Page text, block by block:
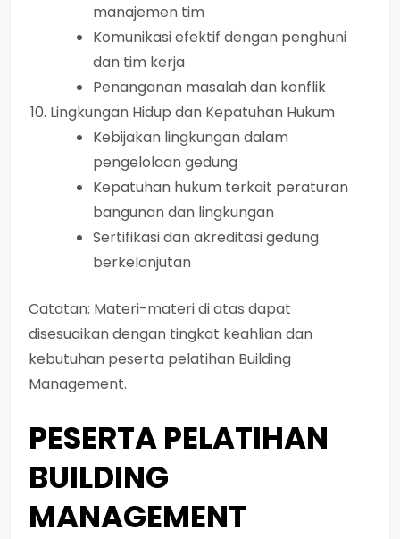
manajemen tim
Komunikasi efektif dengan penghuni
dan tim kerja
Penanganan masalah dan konflik
Lingkungan Hidup dan Kepatuhan Hukum
Kebijakan lingkungan dalam
pengelolaan gedung
Kepatuhan hukum terkait peraturan
bangunan dan lingkungan
Sertifikasi dan akreditasi gedung
berkelanjutan
Catatan: Materi-materi di atas dapat
disesuaikan dengan tingkat keahlian dan
kebutuhan peserta pelatihan Building
Management.
PESERTA PELATIHAN
BUILDING
MANAGEMENT